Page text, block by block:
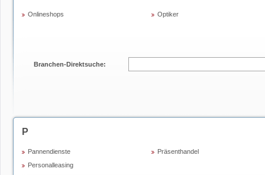
Onlineshops Optiker
Branchen-Direktsuche:
P
Pannendienste
Personalleasing
Präsenthandel